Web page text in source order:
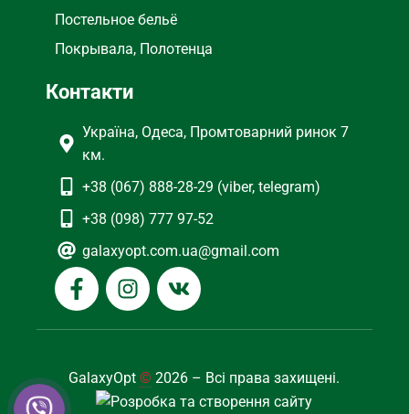
Постельное бельё
Покрывала, Полотенца
Контакти
Україна, Одеса, Промтоварний ринок 7
км.
+38 (067) 888-28-29 (viber, telegram)
+38 (098) 777 97-52
galaxyopt.com.ua@gmail.com
GalaxyOpt© 2026 – Всі права захищені.